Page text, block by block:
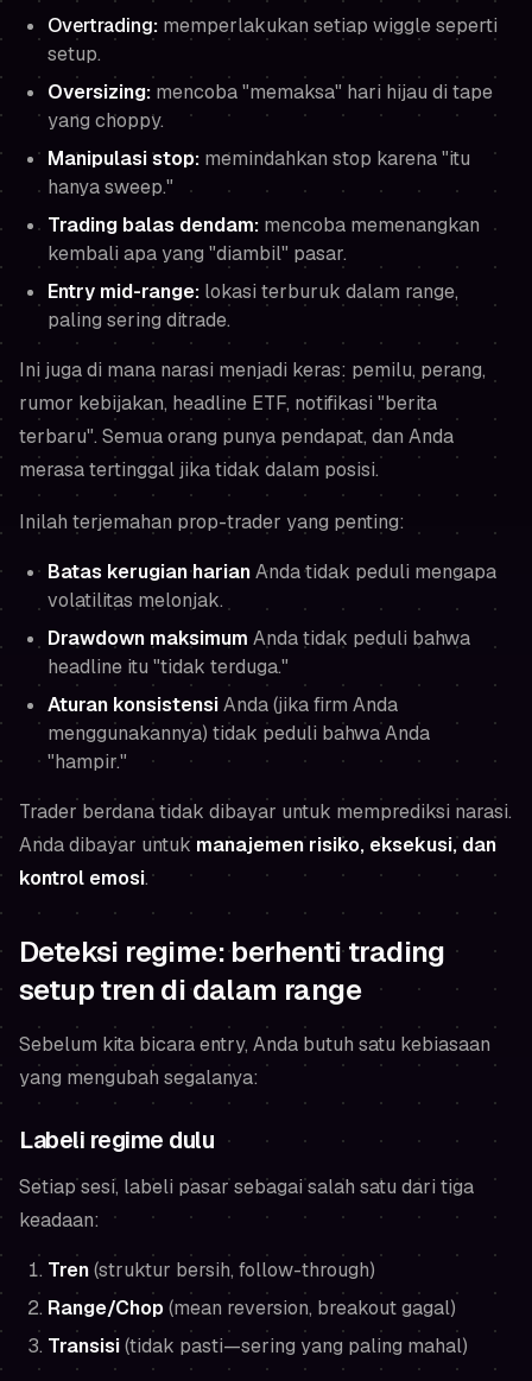
Overtrading: memperlakukan setiap wiggle seperti
setup.
Oversizing: mencoba "memaksa" hari hijau di tape
yang choppy.
Manipulasi stop: memindahkan stop karena "itu
hanya sweep."
Trading balas dendam: mencoba memenangkan
kembali apa yang "diambil" pasar.
Entry mid-range: lokasi terburuk dalam range,
paling sering ditrade.
Ini juga di mana narasi menjadi keras: pemilu, perang,
rumor kebijakan, headline ETF, notifikasi "berita
terbaru". Semua orang punya pendapat, dan Anda
merasa tertinggal jika tidak dalam posisi.
Inilah terjemahan prop-trader yang penting:
Batas kerugian harianAnda tidak peduli mengapa
volatilitas melonjak.
Drawdown maksimum Anda tidak peduli bahwa
headline itu "tidak terduga."
Aturan konsistensiAnda (jika firm Anda
menggunakannya) tidak peduli bahwa Anda
"hampir."
Trader berdana tidak dibayar untuk memprediksi narasi.
Anda dibayar untukmanajemen risiko, eksekusi, dan
kontrol emosi.
Deteksi regime: berhenti trading
setup tren di dalam range
Sebelum kita bicara entry, Anda butuh satu kebiasaan
yang mengubah segalanya:
Labeli regime dulu
Setiap sesi, labeli pasar sebagai salah satu dari tiga
keadaan:
Tren(struktur bersih, follow-through)
Range/Chop(mean reversion, breakout gagal)
Transisi(tidak pasti—sering yang paling mahal)